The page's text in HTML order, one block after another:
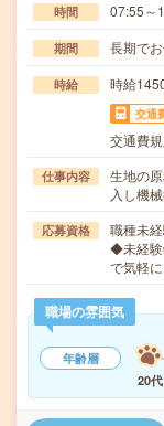
時間 07:55～
期間 長期で
時給 時給
交通
交通費
仕事内容
生地の
入し機
応募資格
職種未
◆未経験
で気軽
職場の雰囲気
年齢層
20代